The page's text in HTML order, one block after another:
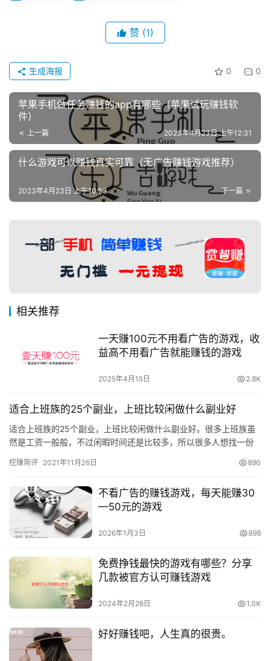
赞 (1)
0 0
生成海报
苹果手机做任务赚钱的app有哪些（苹果试玩赚钱软
件）
上一篇 2023年4月23日 上午12:31
什么游戏可以赚钱真实可靠（无广告赚钱游戏推荐）
下一篇
2023年4月23日 上午10:53
相关推荐
一天赚100元不用看广告的游戏，收
益高不用看广告就能赚钱的游戏
2025年4月15日 2.8K
适合上班族的25个副业，上班比较闲做什么副业好
适合上班族的25个副业，上班比较闲做什么副业好。很多上班族虽
然是工资一般般，不过闲暇时间还是比较多，所以很多人想找一份
适合…
挖赚简评 2021年11月26日 890
不看广告的赚钱游戏，每天能赚30
—50元的游戏
2026年1月3日 898
免费挣钱最快的游戏有哪些？分享
几款被官方认可赚钱游戏
2024年2月28日 1.0K
好好赚钱吧，人生真的很贵。